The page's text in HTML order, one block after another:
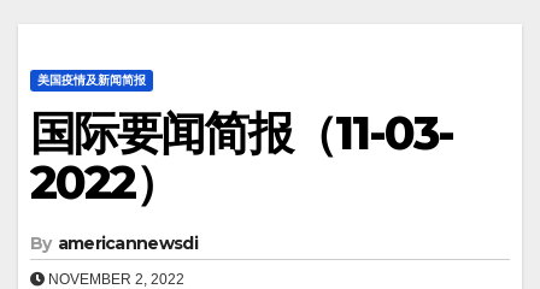
美国疫情及新闻简报
国际要闻简报（11-03-
2022）
By americannewsdi
NOVEMBER 2, 2022